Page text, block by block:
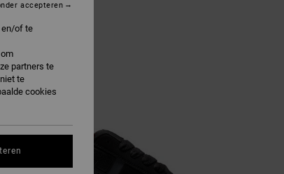
en/of te
partners te
te
cookies
accepteren